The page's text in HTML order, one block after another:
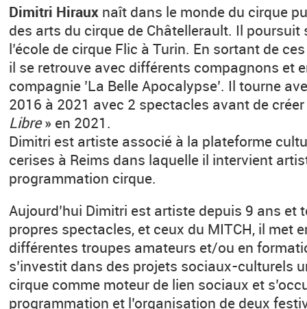
Dimitri Hiraux naît dans le monde du cirque
des arts du cirque de Châtellerault. Il
l’école de cirque Flic à Turin. En sortant de
il se retrouve avec différents compagnons et
compagnie ’La Belle Apocalypse’. Il tourne
2016 à 2021 avec 2 spectacles avant de
Libre» en 2021.
Dimitri est artiste associé à la plateforme
cerises à Reims dans laquelle il intervient
programmation cirque.
Aujourd’hui Dimitri est artiste depuis 9 ans et
propres spectacles, et ceux du MITCH, il met
différentes troupes amateurs et/ou en
s’investit dans des projets sociaux-culturels
cirque comme moteur de lien sociaux et
programmation et l’organisation de deux